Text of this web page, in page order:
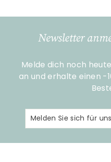
,
Newsletter
Melde dich noch
an und erhalte einen -